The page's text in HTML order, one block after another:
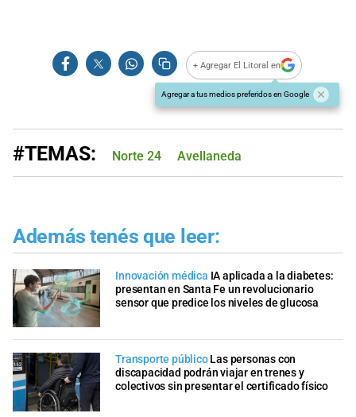
+ Agregar El Litoral en
Agregar a tus medios preferidos en Google
#TEMAS: Norte 24 Avellaneda
Además tenés que leer:
Innovación médica IA aplicada a la diabetes:
presentan en Santa Fe un revolucionario
sensor que predice los niveles de glucosa
Transporte público Las personas con
discapacidad podrán viajar en trenes y
colectivos sin presentar el certificado físico